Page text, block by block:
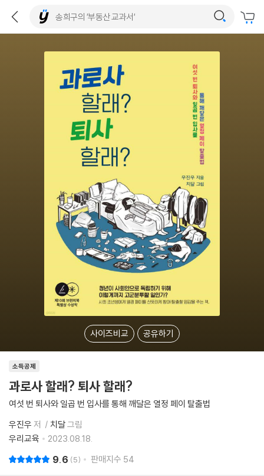
사이즈비교 공유하기
소득공제
과로사 할래? 퇴사 할래?
여섯 번 퇴사와 일곱 번 입사를 통해 깨달은 열정 페이 탈출법
우진우 저 치달그림
우리교육
2023.08.18.
9.6 5 판매지수 54